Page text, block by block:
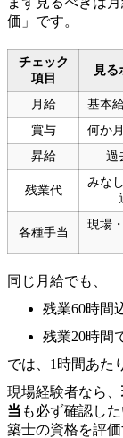
価」です。
チェック
項目
見る
月給 基本
賞与
何か
昇給
過
残業代
みな
各種手当
現場
同じ月給でも、
残業60時間
残業20時間
では、1時間あた
現場経験者なら、
当 も必ず確認し
築士の資格を評